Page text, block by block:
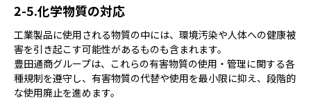
化学物質の対応
工業製品に使用される物質の中には、環境汚染や人体への健康被
害を引き起こす可能性があるものも含まれます。
豊田通商グループは、これらの有害物質の使用・管理に関する各
種規制を遵守し、有害物質の代替や使用を最小限に抑え、段階的
な使用廃止を進めます。